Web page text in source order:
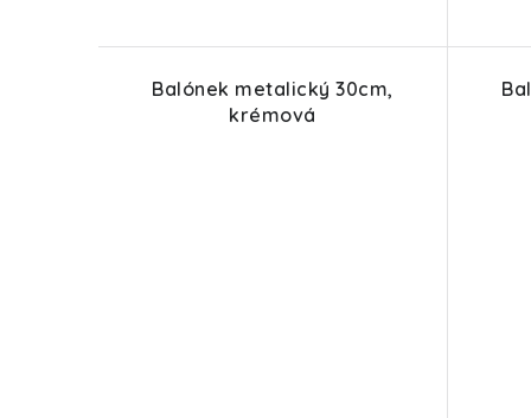
Balónek metalický 30cm,
krémová